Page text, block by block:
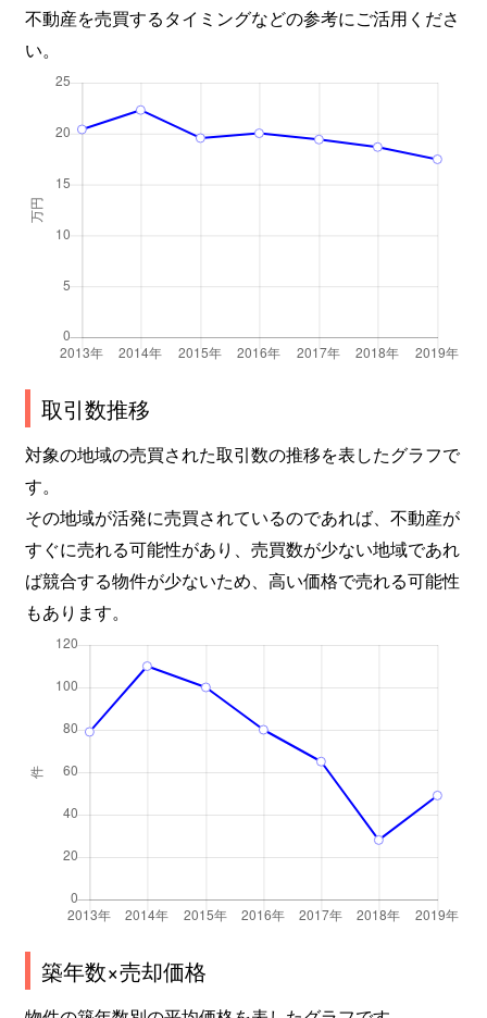
不動産を売買するタイミングなどの参考にご活用くださ
い。
取引数推移
対象の地域の売買された取引数の推移を表したグラフで
す。
その地域が活発に売買されているのであれば、不動産が
すぐに売れる可能性があり、売買数が少ない地域であれ
ば競合する物件が少ないため、高い価格で売れる可能性
もあります。
築年数×売却価格